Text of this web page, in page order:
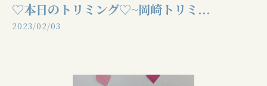
♡本日のトリミング♡⁠~岡崎トリミ...
2023/02/03